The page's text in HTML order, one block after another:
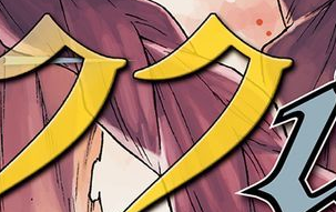
背叛獲得榮華富貴的七英雄──!?
野縣。
(長鴻出版)、《天神聖衣》(東立出版)等作。
ENIX